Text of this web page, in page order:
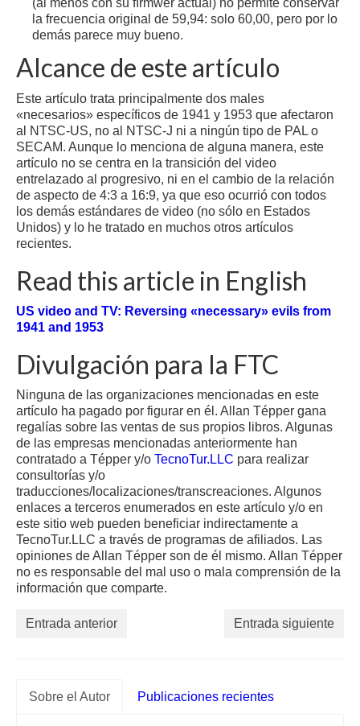
(al menos con su fírmwer actual) no permite conservar
la frecuencia original de 59,94: solo 60,00, pero por lo
demás parece muy bueno.
Alcance de este artículo
Este artículo trata principalmente dos males
«necesarios» específicos de 1941 y 1953 que afectaron
al NTSC-US, no al NTSC-J ni a ningún tipo de PAL o
SECAM. Aunque lo menciona de alguna manera, este
artículo no se centra en la transición del video
entrelazado al progresivo, ni en el cambio de la relación
de aspecto de 4:3 a 16:9, ya que eso ocurrió con todos
los demás estándares de video (no sólo en Estados
Unidos) y lo he tratado en muchos otros artículos
recientes.
Read this article in English
US video and TV: Reversing «necessary» evils from
1941 and 1953
Divulgación para la FTC
Ninguna de las organizaciones mencionadas en este
artículo ha pagado por figurar en él. Allan Tépper gana
regalías sobre las ventas de sus propios libros. Algunas
de las empresas mencionadas anteriormente han
contratado a Tépper y/o TecnoTur.LLC para realizar
consultorías y/o
traducciones/localizaciones/transcreaciones. Algunos
enlaces a terceros enumerados en este artículo y/o en
este sitio web pueden beneficiar indirectamente a
TecnoTur.LLC a través de programas de afiliados. Las
opiniones de Allan Tépper son de él mismo. Allan Tépper
no es responsable del mal uso o mala comprensión de la
información que comparte.
Entrada anterior Entrada siguiente
Sobre el Autor Publicaciones recientes